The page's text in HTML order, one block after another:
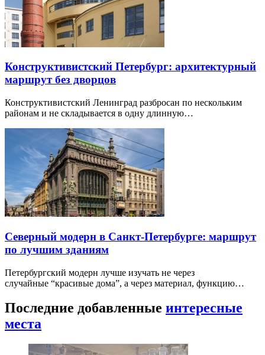
Конструктивистский Петербург: архитектурный
маршрут без дворцов
Конструктивистский Ленинград разбросан по нескольким
районам и не складывается в одну длинную…
Северный модерн в Санкт-Петербурге: маршрут
по лучшим зданиям
Петербургский модерн лучше изучать не через
случайные “красивые дома”, а через материал, функцию…
Последние добавленные интересные
места